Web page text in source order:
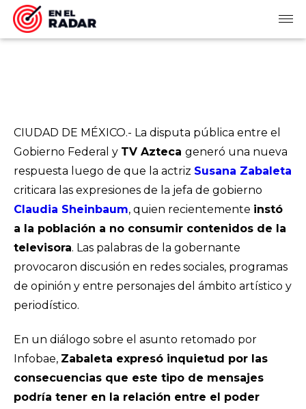
CIUDAD DE MÉXICO.- La disputa pública entre el
Gobierno Federal y TV Azteca generó una nueva
respuesta luego de que la actriz Susana Zabaleta
criticara las expresiones de la jefa de gobierno
Claudia Sheinbaum, quien recientemente instó
a la población a no consumir contenidos de la
televisora. Las palabras de la gobernante
provocaron discusión en redes sociales, programas
de opinión y entre personajes del ámbito artístico y
periodístico.
En un diálogo sobre el asunto retomado por
Infobae, Zabaleta expresó inquietud por las
consecuencias que este tipo de mensajes
podría tener en la relación entre el poder